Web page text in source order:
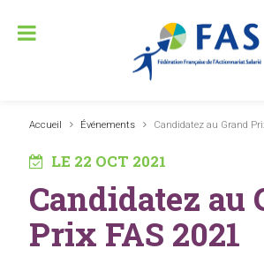
Accueil Événements Candidatez au Grand
LE 22 OCT 2021
Candidatez au
Prix FAS 2021